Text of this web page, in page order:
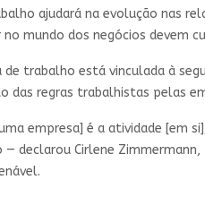
ajudará na evolução nas
mundo dos negócios devem
de trabalho está vinculada à
das regras trabalhistas pelas
empresa] é a atividade [em
declarou Cirlene